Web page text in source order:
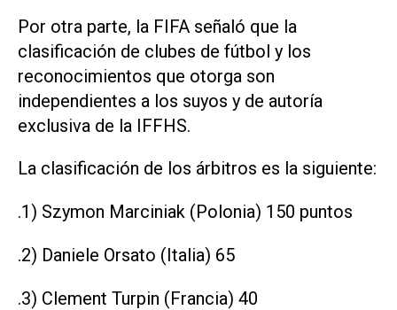
Por otra parte, la FIFA señaló que la
clasificación de clubes de fútbol y los
reconocimientos que otorga son
independientes a los suyos y de autoría
exclusiva de la IFFHS.
La clasificación de los árbitros es la siguiente:
.1) Szymon Marciniak (Polonia) 150 puntos
.2) Daniele Orsato (Italia) 65
.3) Clement Turpin (Francia) 40